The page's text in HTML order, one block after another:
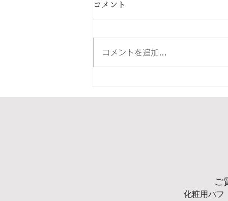
コメント
コメントを追加…
ご
化粧用パフ